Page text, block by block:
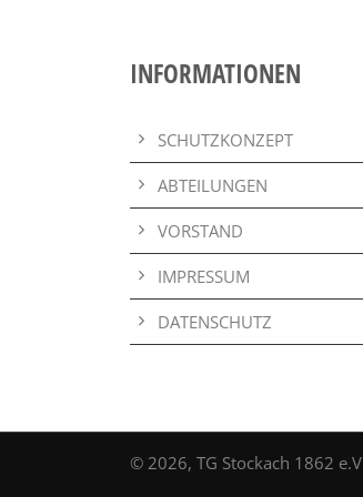
INFORMATIONEN
SCHUTZKONZEPT
ABTEILUNGEN
VORSTAND
IMPRESSUM
DATENSCHUTZ
© 2026, TG Stockach 1862 e.V